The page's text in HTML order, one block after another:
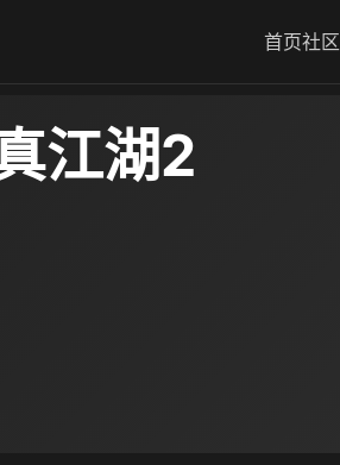
首页社区
江湖2